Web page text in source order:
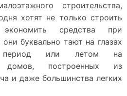
строительства,
хотят не только строить
средства при
буквально тают на глазах
период или летом на
домов, построенных из
и даже большинства легких